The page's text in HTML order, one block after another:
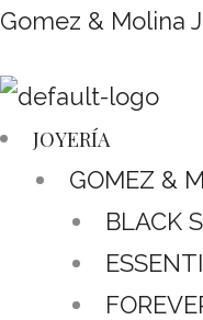
Gomez & Molina
JOYERÍA
GOMEZ &
BLACK